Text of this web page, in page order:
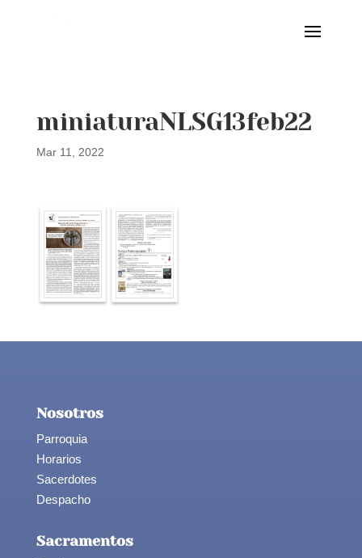
miniaturaNLSG13feb22
Mar 11, 2022
Nosotros
Parroquia
Horarios
Sacerdotes
Despacho
Sacramentos